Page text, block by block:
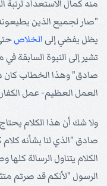
منه كمال الاستعداد لرتبة
"صار لجميع الذين
يظل يفضي إلى الخلاص
صادق" وهذا الخطاب
العمل العظيم- عمل
ولا شك أن هذا الكلام
صادق "الذي لنا بشأنه
الكلام يتناول الرسالة
الرسول "لأنكم قد صرتم